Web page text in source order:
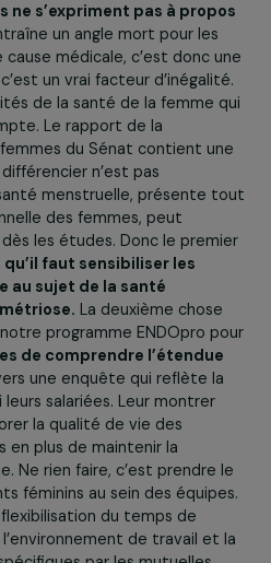
avec cette maladie chronique
faut mettre en œuvre une
. La patiente joue un rôle
adaptées. Par exemple,
de vie, incluant le repos
est
douces est également
les adhérences provoquées
engendrée par ces
en partie les douleurs. Des
la sophrologie et la
à réduire l’anxiété et la
femmes sur ces différentes
dans leur parcours de prise
la Fondation pour la
fait signer la
travail, le silence
des dirigeant.e.s